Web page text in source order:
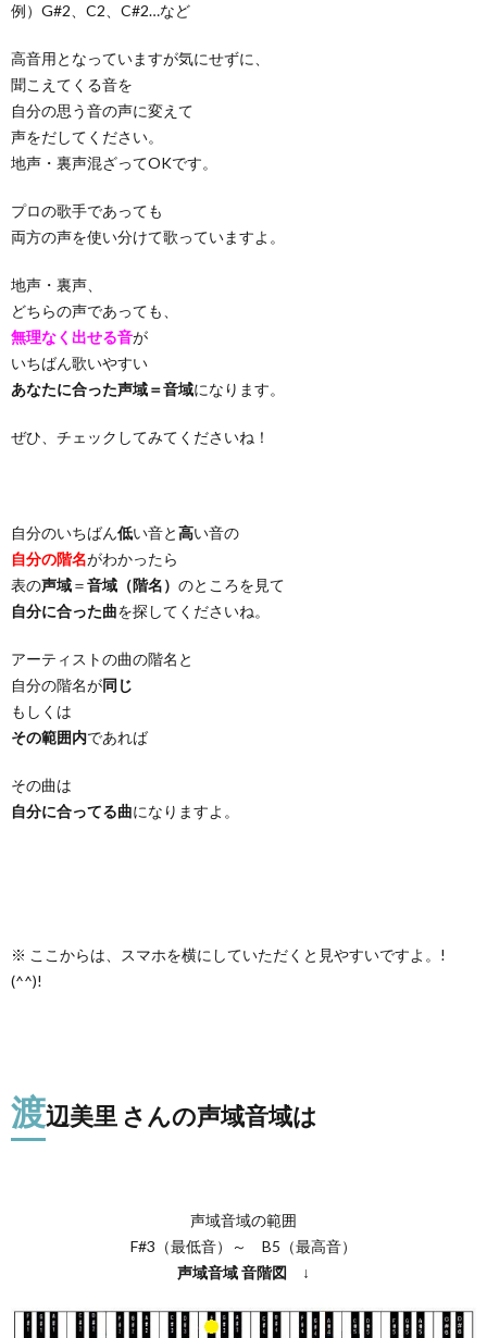
例）G#2、C2、C#2…など
高音用となっていますが気にせずに、
聞こえてくる音を
自分の思う音の声に変えて
声をだしてください。
地声・裏声混ざってOKです。
プロの歌手であっても
両方の声を使い分けて歌っていますよ。
地声・裏声、
どちらの声であっても、
無理なく出せる音が
いちばん歌いやすい
あなたに合った声域＝音域になります。
ぜひ、チェックしてみてくださいね！
自分のいちばん低い音と高い音の
自分の階名がわかったら
表の声域＝音域（階名） のところを見て
自分に合った曲を探してくださいね。
アーティストの曲の階名と
自分の階名が同じ
もしくは
その範囲内であれば
その曲は
自分に合ってる曲になりますよ。
※ ここからは、スマホを横にしていただくと見やすいですよ。!
(^^)!
渡辺美里 さんの声域音域は
声域音域の範囲
F#3（最低音）～ B5（最高音）
声域音域音階図 ↓